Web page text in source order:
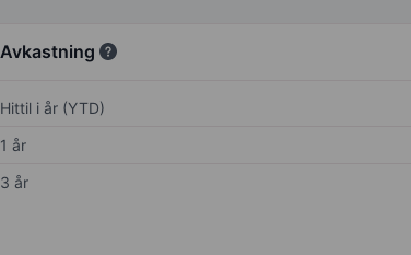
Avkastning
Hittil i år (YTD)
1 år
3 år